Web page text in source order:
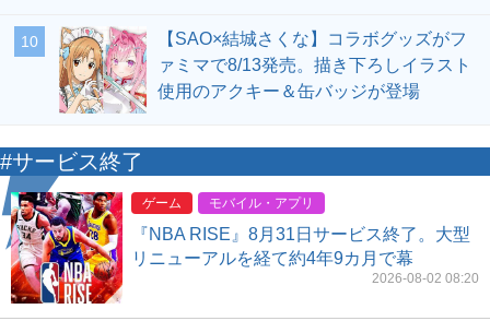
10
【SAO×結城さくな】コラボグッズがフ
ァミマで8/13発売。描き下ろしイラスト
使用のアクキー＆缶バッジが登場
#サービス終了
ゲーム モバイル・アプリ
『NBA RISE』8月31日サービス終了。大型
リニューアルを経て約4年9カ月で幕
2026-08-02 08:20